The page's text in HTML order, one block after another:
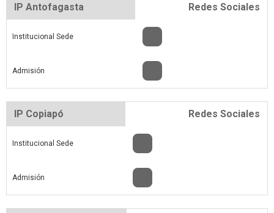
IP Antofagasta Redes Sociales
Institucional Sede
Admisión
IP Copiapó Redes Sociales
Institucional Sede
Admisión